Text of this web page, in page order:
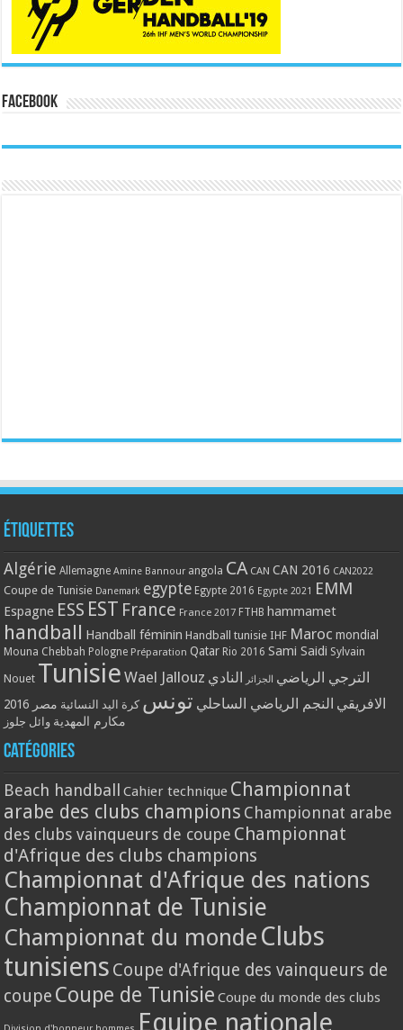
Facebook
Étiquettes
Algérie Allemagne Amine Bannour angola CA CAN CAN 2016 CAN2022
Coupe de Tunisie Danemark egypte Egypte 2016 Egypte 2021 EMM
Espagne ESS EST France France 2017 FTHB hammamet
handball Handball féminin Handball tunisie IHF Maroc mondial
Mouna Chebbah Pologne Préparation Qatar Rio 2016 Sami Saidi Sylvain
Nouet Tunisie Wael Jallouz الترجي الرياضي الجزائر النادي
الافريقي النجم الرياضي الساحلي تونس كرة اليد النسائية مصر 2016
مكارم المهدية وائل جلوز
Catégories
Beach handball Cahier technique Championnat
arabe des clubs champions Championnat arabe
des clubs vainqueurs de coupe Championnat
d'Afrique des clubs champions
Championnat d'Afrique des nations
Championnat de Tunisie
Championnat du monde Clubs
tunisiens Coupe d'Afrique des vainqueurs de
coupe Coupe de Tunisie Coupe du monde des clubs
Equipe nationale